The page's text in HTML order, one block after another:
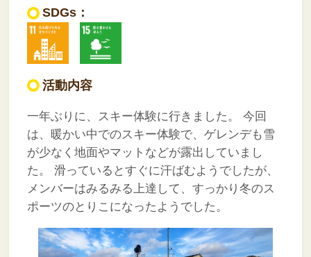
SDGs：
活動内容
一年ぶりに、スキー体験に行きました。
今回
は、暖かい中でのスキー体験で、ゲレンデも雪
が少なく地面やマットなどが露出していまし
た。
滑っているとすぐに汗ばむようでしたが、
メンバーはみるみる上達して、すっかり冬のス
ポーツのとりこになったようでした。